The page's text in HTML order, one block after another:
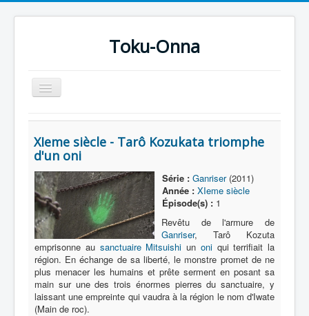
Toku-Onna
Basculer
la
Accueil
Toku-Actrices
Toku-Critiques
Séries
Films
COSAA
Dessins
Artiste Asperger
Lexique
XIeme siècle - Tarô Kozukata triomphe
d'un oni
Série : Ganriser(2011)
Année : XIeme siècle
Épisode(s) : 1
Revêtu de l'armure de
Ganriser, Tarô Kozuta
emprisonne au sanctuaire Mitsuishi un oniqui terrifiait la
région. En échange de sa liberté, le monstre promet de ne
plus menacer les humains et prête serment en posant sa
main sur une des trois énormes pierres du sanctuaire, y
laissant une empreinte qui vaudra à la région le nom d'Iwate
(Main de roc).